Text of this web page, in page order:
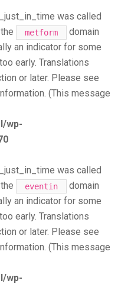
was called
metform
domain
an indicator for some
early. Translations
or later. Please see
(This message
wp-
was called
eventin
domain
an indicator for some
early. Translations
or later. Please see
(This message
wp-